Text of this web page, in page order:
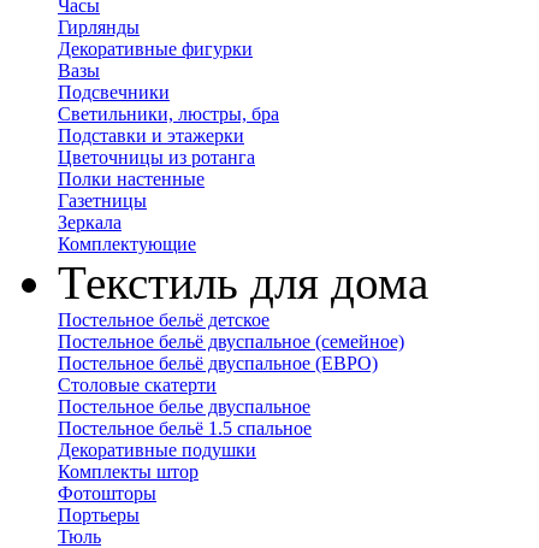
Часы
Гирлянды
Декоративные фигурки
Вазы
Подсвечники
Светильники, люстры, бра
Подставки и этажерки
Цветочницы из ротанга
Полки настенные
Газетницы
Зеркала
Комплектующие
Текстиль для дома
Постельное бельё детское
Постельное бельё двуспальное (семейное)
Постельное бельё двуспальное (ЕВРО)
Столовые скатерти
Постельное белье двуспальное
Постельное бельё 1.5 спальное
Декоративные подушки
Комплекты штор
Фотошторы
Портьеры
Тюль